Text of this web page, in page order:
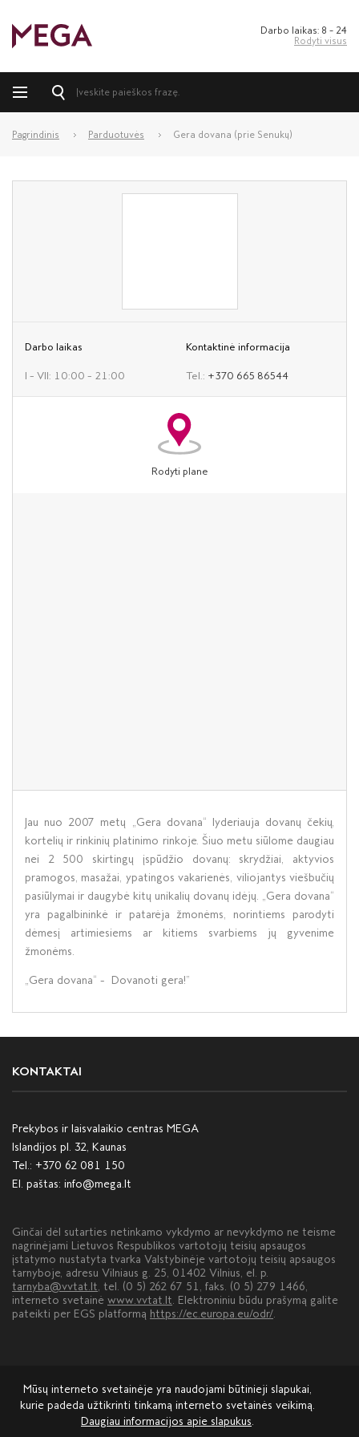
Darbo laikas: 8 – 24
Rodyti visus
Pagrindinis Parduotuvės Gera dovana (prie Senukų)
Darbo laikas
I – VII: 10:00 – 21:00
Kontaktinė informacija
Tel.: +370 665 86544
Rodyti plane
Jau nuo 2007 metų „Gera dovana“ lyderiauja dovanų čekių,
kortelių ir rinkinių platinimo rinkoje. Šiuo metu siūlome daugiau
nei 2 500 skirtingų įspūdžio dovanų: skrydžiai, aktyvios
pramogos, masažai, ypatingos vakarienės, viliojantys viešbučių
pasiūlymai ir daugybė kitų unikalių dovanų idėjų. „Gera dovana“
yra pagalbininkė ir patarėja žmonėms, norintiems parodyti
dėmesį artimiesiems ar kitiems svarbiems jų gyvenime
žmonėms.
„Gera dovana“ - Dovanoti gera!”
KONTAKTAI
Prekybos ir laisvalaikio centras MEGA
Islandijos pl. 32, Kaunas
Tel.: +370 62 081 150
El. paštas: info@mega.lt
Ginčai dėl sutarties netinkamo vykdymo ar nevykdymo ne teisme
nagrinėjami Lietuvos Respublikos vartotojų teisių apsaugos
įstatymo nustatyta tvarka Valstybinėje vartotojų teisių apsaugos
tarnyboje, adresu Vilniaus g. 25, 01402 Vilnius, el. p.
tarnyba@vvtat.lt, tel. (0 5) 262 67 51, faks. (0 5) 279 1466,
interneto svetainė www.vvtat.lt. Elektroniniu būdu prašymą galite
pateikti per EGS platformą https://ec.europa.eu/odr/.
Apie MEGĄ Nuoma Reklama Kontaktai
Mūsų interneto svetainėje yra naudojami būtinieji slapukai,
kurie padeda užtikrinti tinkamą interneto svetainės veikimą.
Daugiau informacijos apie slapukus.